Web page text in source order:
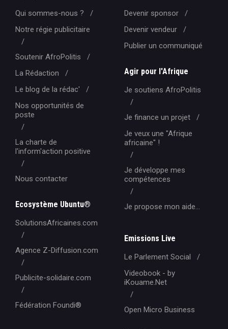
Qui sommes-nous ?
Notre régie publicitaire
Soutenir AfroPolitis
La Rédaction
Le blog de la rédac'
Nos opportunités de
poste
La charte de
l'inform'action positive
Nous contacter
Ecosystème Ubuntu®
SolutionsAfricaines.com
Agence Z-Diffusion.com
Publicite-solidaire.com
Fédération Foundi®️
Devenir sponsor
Devenir vendeur
Publier un communiqué
Agir pour l'Afrique
Je soutiens AfroPolitis
Je finance un projet
Je veux une "Afrique
africaine" !
Je développe mes
compétences
Je propose mon aide...
Emissions Live
Le Parlement Social
Videobook - by
iKouame.Net
Open Micro Business